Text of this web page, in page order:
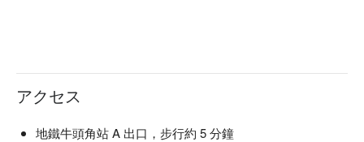
アクセス
地鐵牛頭角站 A 出口，步行約 5 分鐘